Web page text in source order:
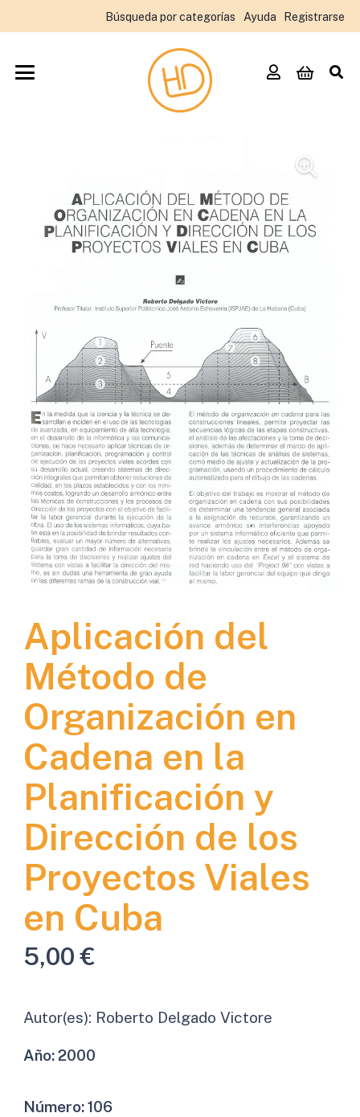
Búsqueda por categorías Ayuda Registrarse
Aplicación del
Método de
Organización en
Cadena en la
Planificación y
Dirección de los
Proyectos Viales
en Cuba
5,00€
Autor(es): Roberto Delgado Victore
Año:2000
Número:106